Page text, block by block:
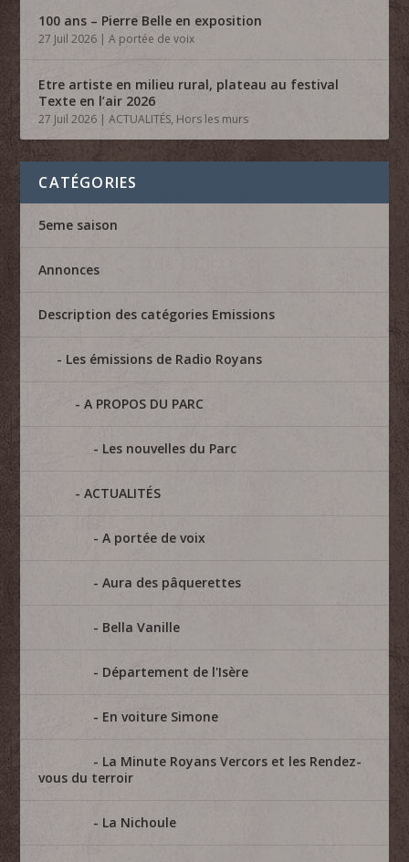
100 ans – Pierre Belle en exposition
27 Juil 2026 |A portée de voix
Etre artiste en milieu rural, plateau au festival
Texte en l’air 2026
27 Juil 2026 |ACTUALITÉS, Hors les murs
CATÉGORIES
5eme saison
Annonces
Description des catégories Emissions
Les émissions de Radio Royans
A PROPOS DU PARC
Les nouvelles du Parc
ACTUALITÉS
A portée de voix
Aura des pâquerettes
Bella Vanille
Département de l'Isère
En voiture Simone
La Minute Royans Vercors et les Rendez-
vous du terroir
La Nichoule